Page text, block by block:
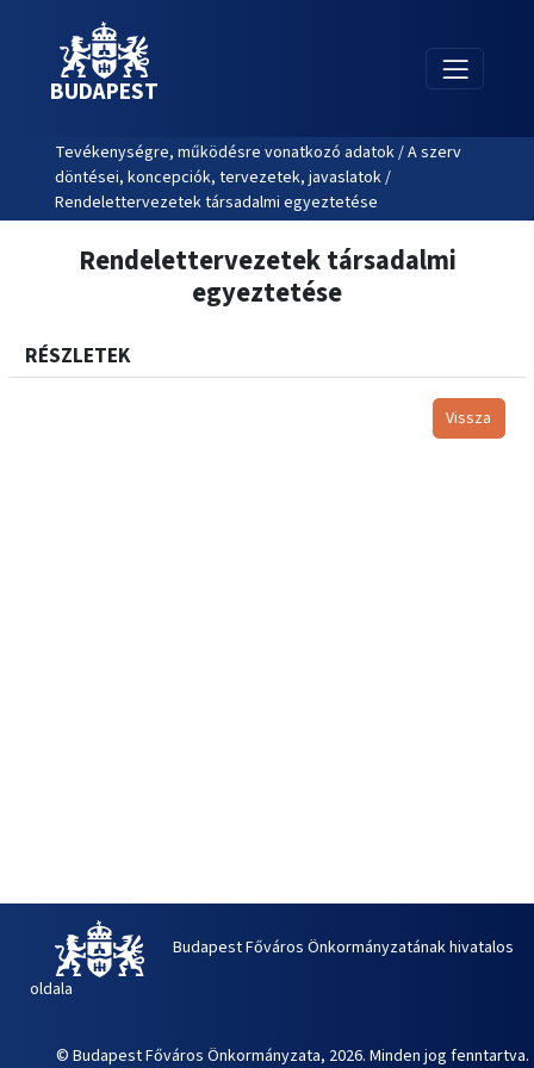
BUDAPEST
Tevékenységre, működésre vonatkozó adatok / A szerv
döntései, koncepciók, tervezetek, javaslatok /
Rendelettervezetek társadalmi egyeztetése
Rendelettervezetek társadalmi
egyeztetése
RÉSZLETEK
Vissza
Budapest Főváros Önkormányzatának hivatalos
oldala
© Budapest Főváros Önkormányzata, 2026. Minden jog fenntartva.